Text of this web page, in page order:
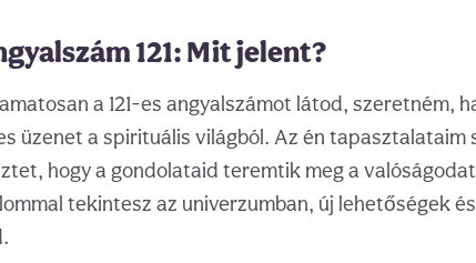
121: Mit jelent?
a 121-es angyalszámot látod, szeretném,
üzenet a spirituális világból. Az én tapasztalataim
hogy a gondolataid teremtik meg a
tekintesz az univerzumban, új lehetőségek